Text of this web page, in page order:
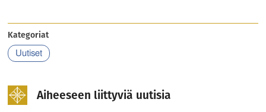
Kategoriat
Uutiset
Aiheeseen liittyviä uutisia